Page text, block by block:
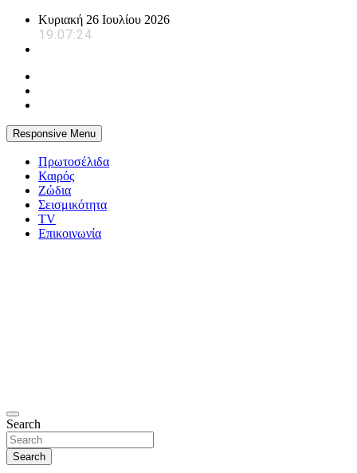
Skip
content
Κυριακή 26 Ιουλίου 2026
19:07:25
Responsive Menu
Πρωτοσέλιδα
Καιρός
Ζώδια
Σεισμικότητα
TV
Επικοινωνία
Search
Search